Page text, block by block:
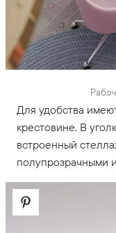
Для удобства
крестовине. В
встроенный
полупрозрачными